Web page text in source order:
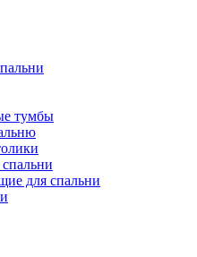
тумбы
для спальни